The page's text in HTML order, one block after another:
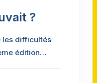
?
les difficultés
édition…